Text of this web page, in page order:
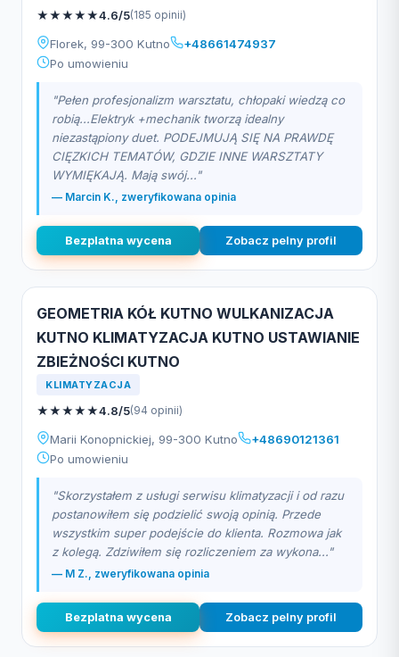
★★★★★4.6/5(185 opinii)
Florek, 99-300 Kutno
+48661474937
Po umowieniu
"Pełen profesjonalizm warsztatu, chłopaki wiedzą co
robią...Elektryk +mechanik tworzą idealny
niezastąpiony duet. PODEJMUJĄ SIĘ NA PRAWDĘ
CIĘZKICH TEMATÓW, GDZIE INNE WARSZTATY
WYMIĘKAJĄ. Mają swój..."
— Marcin K., zweryfikowana opinia
Bezplatna wycena Zobacz pelny profil
GEOMETRIA KÓŁ KUTNO WULKANIZACJA
KUTNO KLIMATYZACJA KUTNO USTAWIANIE
ZBIEŻNOŚCI KUTNO
KLIMATYZACJA
★★★★★4.8/5(94 opinii)
Marii Konopnickiej, 99-300 Kutno
+48690121361
Po umowieniu
"Skorzystałem z usługi serwisu klimatyzacji i od razu
postanowiłem się podzielić swoją opinią. Przede
wszystkim super podejście do klienta. Rozmowa jak
z kolegą. Zdziwiłem się rozliczeniem za wykona..."
— M Z., zweryfikowana opinia
Bezplatna wycena Zobacz pelny profil